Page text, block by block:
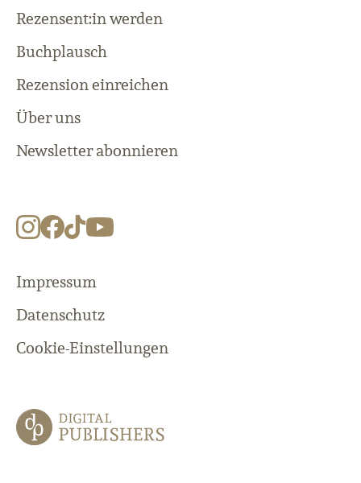
Rezensent:in werden
Buchplausch
Rezension einreichen
Über uns
Newsletter abonnieren
Impressum
Datenschutz
Cookie-Einstellungen